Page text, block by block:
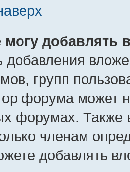
могу добавлять
добавления
групп
форума может
форумах. Также
членам
добавлять